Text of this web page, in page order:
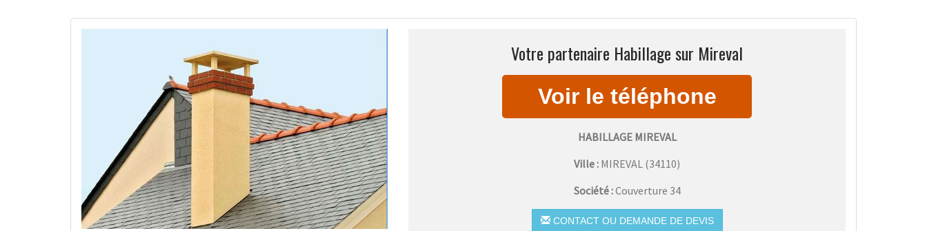
Votre partenaire Habillage sur Mireval
HABILLAGE MIREVAL
Ville : MIREVAL (34110)
Société :Couverture 34
CONTACT OU DEMANDE DE DEVIS